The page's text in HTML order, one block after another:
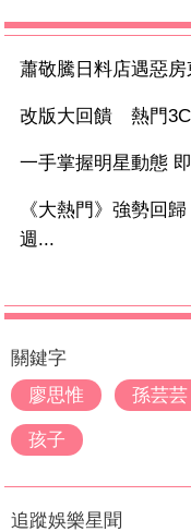
蕭敬騰日料店遇惡
改版大回饋 熱門
一手掌握明星動態
《大熱門》強勢回
週...
關鍵字
廖思惟
孫芸芸
孩子
追蹤娛樂星聞